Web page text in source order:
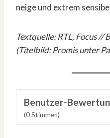
neige und extrem
Textquelle: RTL, Focus //
(Titelbild: Promis unter
Benutzer-
(0Stimmen)